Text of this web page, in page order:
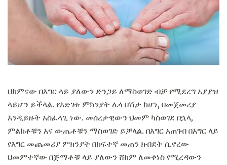
ህክምናው በእግር ላይ ያለውን ድንጋይ ለማስወገድ ብቻ የሚደረግ አያያዝ
ላይሆን ይችላል. የእድገቱ ምክንያት ሌላ በሽታ ከሆነ, በመጀመሪያ
እንዲይዙት አስፈላጊ ነው. መሰረታዊውን ህመም ካስወገደ በኋላ,
ምልክቶቹን እና ውጤቶቹን ማስወገድ ይቻላል. በእግር አጠገብ በእግር ላይ
የእግር መጨመሪያ ምክንያት በከፍተኛ መጠን ክብደት ሲኖረው
ህመምተኛው በጅማቶቹ ላይ ያለውን ሸክም ለመቀነስ የሚረዳውን